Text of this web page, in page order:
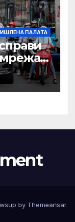
ПАЛАТА
мрежа
до
by Themeansar.